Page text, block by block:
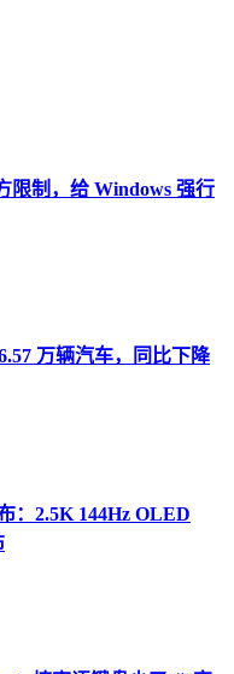
限制，给 Windows 强行
万辆汽车，同比下降
：2.5K 144Hz OLED